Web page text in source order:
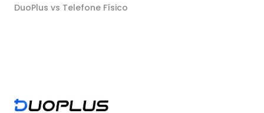
DuoPlus vs Telefone Físico